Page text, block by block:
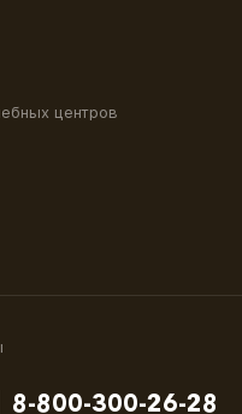
центров
8-800-300-26-28